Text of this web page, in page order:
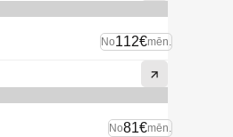
No112€mēn.
No81€mēn.